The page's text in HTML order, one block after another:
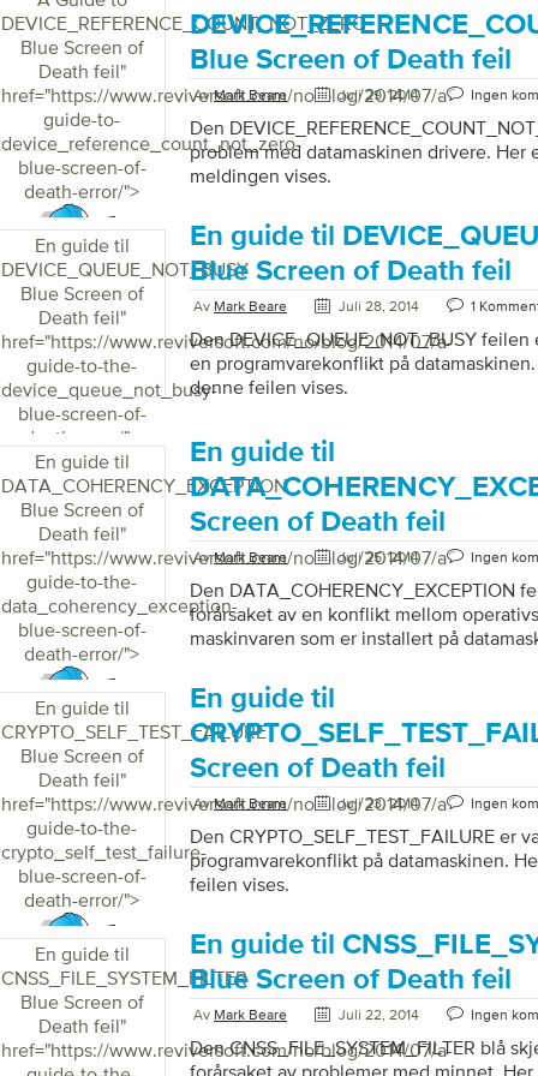
DEVICE_REFERENCE_COUNT_NOT_ZERO
Blue Screen of
Death feil"
href="https://www.reviversoft.com/no/blog/2014/07/a-
guide-to-
device_reference_count_not_zero-
blue-screen-of-
death-error/">
Blue Screen of Death feil
AvMark Beare Juli 29, 2014 Ingen
Den
problem med datamaskinen drivere. Her
meldingen vises.
En guide til
DEVICE_QUEUE_NOT_BUSY
Blue Screen of
Death feil"
href="https://www.reviversoft.com/no/blog/2014/07/a-
guide-to-the-
device_queue_not_busy-
blue-screen-of-
death-error/">
En guide til
Blue Screen of Death feil
Av Mark Beare Juli 28, 2014 1
Den DEVICE_QUEUE_NOT_BUSY
en programvarekonflikt på
denne feilen vises.
En guide til
DATA_COHERENCY_EXCEPTION
Blue Screen of
Death feil"
href="https://www.reviversoft.com/no/blog/2014/07/a-
guide-to-the-
data_coherency_exception-
blue-screen-of-
death-error/">
En guide til
Screen of Death feil
AvMark Beare Juli 25, 2014 Ingen
Den DATA_COHERENCY_EXCEPTION
forårsaket av en konflikt mellom
maskinvaren som er installert på
En guide til
CRYPTO_SELF_TEST_FAILURE
Blue Screen of
Death feil"
href="https://www.reviversoft.com/no/blog/2014/07/a-
guide-to-the-
crypto_self_test_failure-
blue-screen-of-
death-error/">
En guide til
Screen of Death feil
AvMark Beare Juli 23, 2014 Ingen
Den CRYPTO_SELF_TEST_FAILURE er
programvarekonflikt på datamaskinen.
feilen vises.
En guide til
CNSS_FILE_SYSTEM_FILTER
Blue Screen of
Death feil"
href="https://www.reviversoft.com/no/blog/2014/07/a-
En guide til
Blue Screen of Death feil
Av Mark Beare Juli 22, 2014 Ingen
Den CNSS_FILE_SYSTEM_FILTER blå
forårsaket av problemer med minnet.